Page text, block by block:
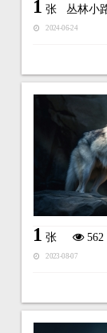
1 张 丛林小
2024-06-24
1 张 562
2023-08-07